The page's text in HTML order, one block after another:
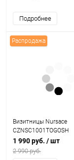
Подробнее
Распродажа
Визитницы Nursace
CZNSC1001TOGOSH
1 990 руб. / шт
2 990 руб.